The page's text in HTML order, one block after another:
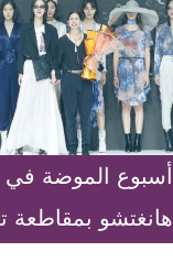
أسبوع الموضة في
هانغتشو بمقاطعة